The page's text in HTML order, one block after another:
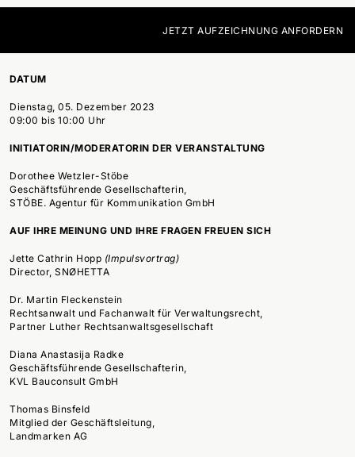
JETZT AUFZEICHNUNG ANFORDERN
DATUM
Dienstag, 05. Dezember 2023
09:00 bis 10:00 Uhr
INITIATORIN/MODERATORIN DER VERANSTALTUNG
Dorothee Wetzler-Stöbe
Geschäftsführende Gesellschafterin,
STÖBE. Agentur für Kommunikation GmbH
AUF IHRE MEINUNG UND IHRE FRAGEN FREUEN SICH
Jette Cathrin Hopp (Impulsvortrag)
Director, SNØHETTA
Dr. Martin Fleckenstein
Rechtsanwalt und Fachanwalt für Verwaltungsrecht,
Partner Luther Rechtsanwaltsgesellschaft
Diana Anastasija Radke
Geschäftsführende Gesellschafterin,
KVL Bauconsult GmbH
Thomas Binsfeld
Mitglied der Geschäftsleitung,
Landmarken AG